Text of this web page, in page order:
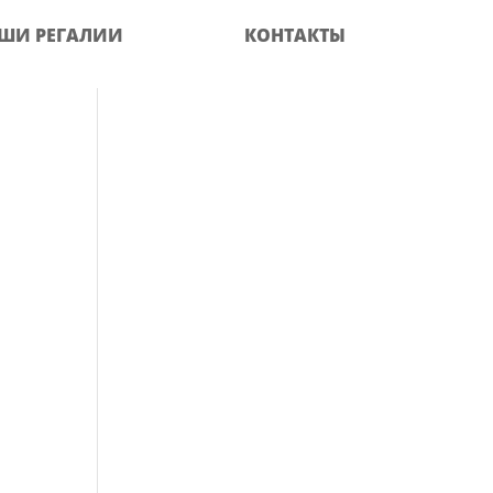
РЕГАЛИИ КОНТАКТЫ